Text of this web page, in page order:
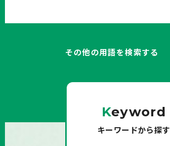
その他の用語を検索する
Keyword
キーワードから探す